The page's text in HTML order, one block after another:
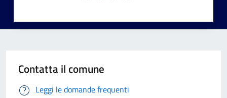
Contatta il comune
Leggi le domande frequenti